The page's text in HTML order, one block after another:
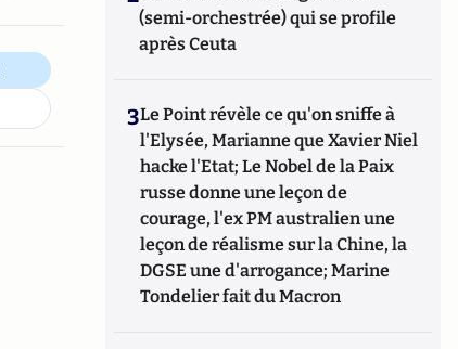
(semi-orchestrée) qui se profile
après Ceuta
3Le Point révèle ce qu'on sniffe à
l'Elysée, Marianne que Xavier Niel
hacke l'Etat; Le Nobel de la Paix
russe donne une leçon de
courage, l'ex PM australien une
leçon de réalisme sur la Chine, la
DGSE une d'arrogance; Marine
Tondelier fait du Macron